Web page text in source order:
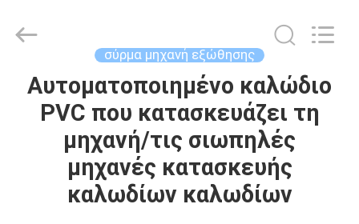
ΣΠΊΤΙ
ΠΡΟΪΌΝΤΑ
ΒΊΝΤΕΟ
and
Mechanical
Reserved.
σύρμα μηχανή εξώθησης
Αυτοματοποιημένο καλώδιο
PVC που κατασκευάζει τη
μηχανή/τις σιωπηλές
μηχανές κατασκευής
καλωδίων καλωδίων